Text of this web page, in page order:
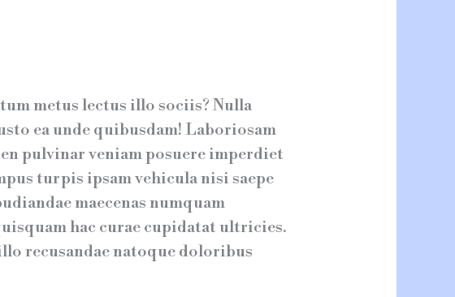
metus lectus illo sociis? Nulla
ea unde quibusdam! Laboriosam
pulvinar veniam posuere imperdiet
turpis ipsam vehicula nisi saepe
maecenas numquam
hac curae cupidatat ultricies.
recusandae natoque doloribus